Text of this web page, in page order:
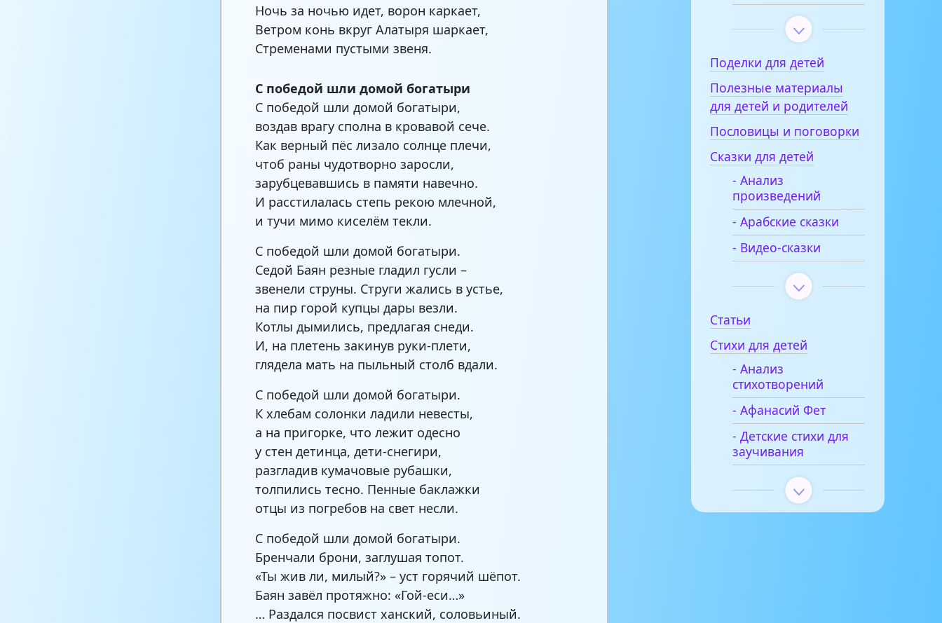
Ночь за ночью идет, ворон каркает,
Ветром конь вкруг Алатыря шаркает,
Стременами пустыми звеня.
С победой шли домой богатыри
С победой шли домой богатыри,
воздав врагу сполна в кровавой сече.
Как верный пёс лизало солнце плечи,
чтоб раны чудотворно заросли,
зарубцевавшись в памяти навечно.
И расстилалась степь рекою млечной,
и тучи мимо киселём текли.
С победой шли домой богатыри.
Седой Баян резные гладил гусли –
звенели струны. Cтруги жались в устье,
на пир горой купцы дары везли.
Котлы дымились, предлагая снеди.
И, на плетень закинув руки-плети,
глядела мать на пыльный столб вдали.
С победой шли домой богатыри.
К хлебам солонки ладили невесты,
а на пригорке, что лежит одесно
у стен детинца, дети-снегири,
разгладив кумачовые рубашки,
толпились тесно. Пенные баклажки
отцы из погребов на свет несли.
С победой шли домой богатыри.
Бренчали брони, заглушая топот.
«Ты жив ли, милый?» – уст горячий шёпот.
Баян завёл протяжно: «Гой-еси…»
… Раздался посвист ханский, соловьиный.
Поделки для детей
Полезные материалы
для детей и родителей
Пословицы и поговорки
Сказки для детей
- Анализ
произведений
- Арабские сказки
- Видео-сказки
Статьи
Стихи для детей
- Анализ
стихотворений
- Афанасий Фет
- Детские стихи для
заучивания